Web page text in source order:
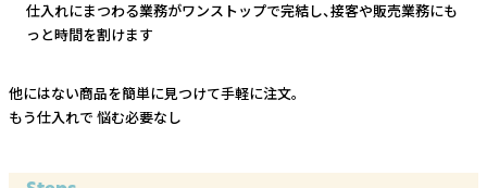
仕入れにまつわる業務がワンストップで完結し、接客や販売業務にも
っと時間を割けます
他にはない商品を簡単に見つけて手軽に注文。
もう仕入れで 悩む必要なし